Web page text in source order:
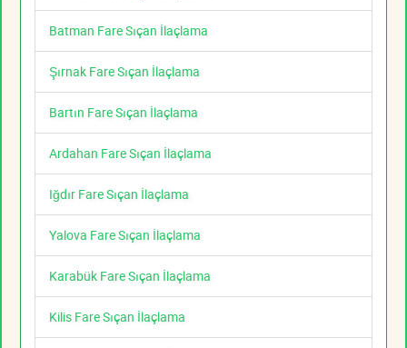
Batman Fare Sıçan İlaçlama
Şırnak Fare Sıçan İlaçlama
Bartın Fare Sıçan İlaçlama
Ardahan Fare Sıçan İlaçlama
Iğdır Fare Sıçan İlaçlama
Yalova Fare Sıçan İlaçlama
Karabük Fare Sıçan İlaçlama
Kilis Fare Sıçan İlaçlama